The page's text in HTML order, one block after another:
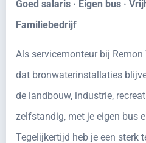
Goed salaris · Eigen bus ·
Familiebedrijf
Als servicemonteur bij
dat bronwaterinstallaties
de landbouw, industrie,
zelfstandig, met je eigen bus
Tegelijkertijd heb je een sterk